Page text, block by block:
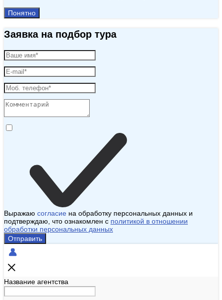
Понятно
Заявка на подбор тура
Выражаю согласие на обработку персональных данных и
подтверждаю, что ознакомлен с политикой в отношении
обработки персональных данных
Отправить
Название агентства